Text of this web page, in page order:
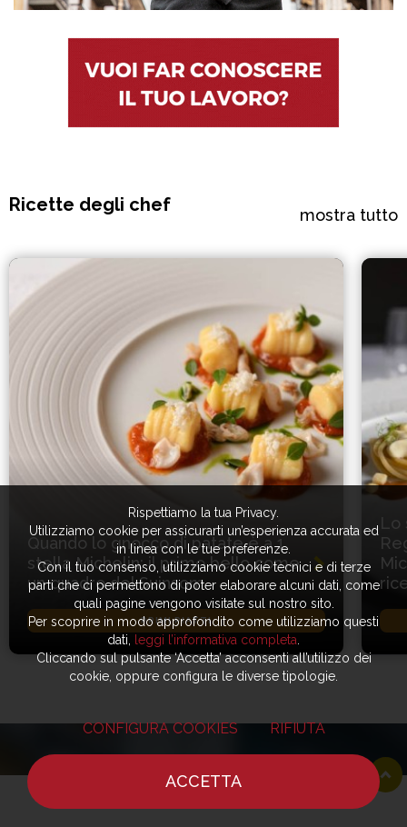
Ricette degli chef mostra tutto
Quando lo gnocco di patate è a 1
stella Michelin: il primo bello come
un quadro del Suinsom
PRIMI PIATTI
Lo
Rispettiamo la tua Privacy.
Utilizziamo cookie per assicurarti un’esperienza accurata ed
in linea con le tue preferenze.
Con il tuo consenso, utilizziamo cookie tecnici e di terze
parti che ci permettono di poter elaborare alcuni dati, come
quali pagine vengono visitate sul nostro sito.
Per scoprire in modo approfondito come utilizziamo questi
dati,
leggi l’informativa completa
Cliccando sul pulsante ‘Accetta’ acconsenti all’utilizzo dei
cookie, oppure configura le diverse tipologie.
CONFIGURA COOKIES RIFIUTA
ACCETTA